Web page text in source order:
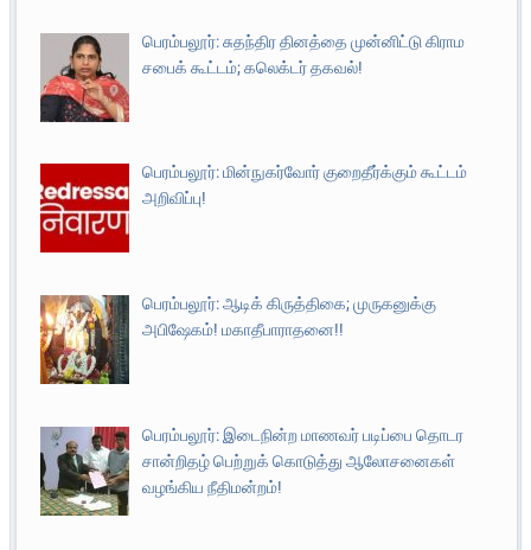
பெரம்பலூர்: சுதந்திர தினத்தை முன்னிட்டு கிராம
சபைக் கூட்டம்; கலெக்டர் தகவல்!
பெரம்பலூர்: மின்நுகர்வோர் குறைதீர்க்கும் கூட்டம்
அறிவிப்பு!
பெரம்பலூர்: ஆடிக் கிருத்திகை; முருகனுக்கு
அபிஷேகம்! மகாதீபாராதனை!!
பெரம்பலூர்: இடைநின்ற மாணவர் படிப்பை தொடர
சான்றிதழ் பெற்றுக் கொடுத்து ஆலோசனைகள்
வழங்கிய நீதிமன்றம்!